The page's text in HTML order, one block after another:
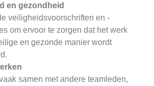
en gezondheid
veiligheidsvoorschriften en -
om ervoor te zorgen dat het werk
en gezonde manier wordt
samen met andere teamleden,